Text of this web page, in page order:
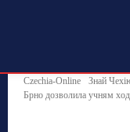
Czechia-Online Знай
Брно дозволила учням